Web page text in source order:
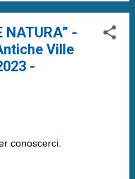
NATURA” -
Ville
-
conoscerci.